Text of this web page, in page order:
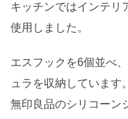
キッチンではインテリ
使用しました。
エスフックを6個並べ
ュラを収納しています
無印良品のシリコーン